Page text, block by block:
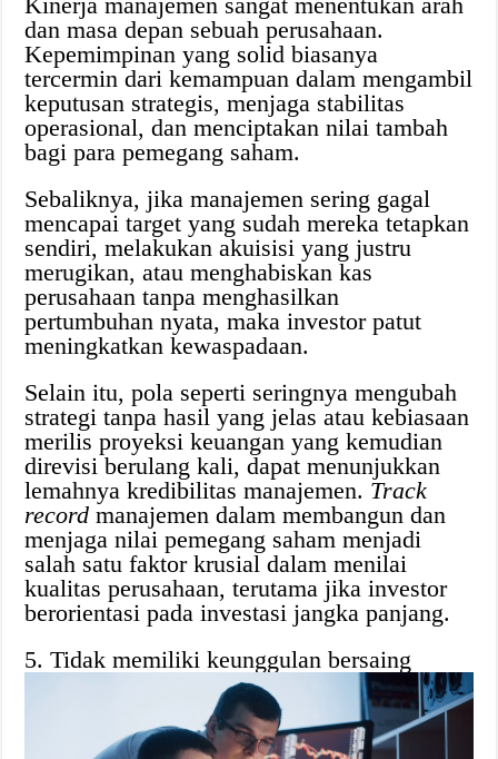
dan masa depan sebuah perusahaan.
Kepemimpinan yang solid biasanya
tercermin dari kemampuan dalam mengambil
keputusan strategis, menjaga stabilitas
operasional, dan menciptakan nilai tambah
bagi para pemegang saham.
Sebaliknya, jika manajemen sering gagal
mencapai target yang sudah mereka tetapkan
sendiri, melakukan akuisisi yang justru
merugikan, atau menghabiskan kas
perusahaan tanpa menghasilkan
pertumbuhan nyata, maka investor patut
meningkatkan kewaspadaan.
Selain itu, pola seperti seringnya mengubah
strategi tanpa hasil yang jelas atau kebiasaan
merilis proyeksi keuangan yang kemudian
direvisi berulang kali, dapat menunjukkan
lemahnya kredibilitas manajemen. Track
record manajemen dalam membangun dan
menjaga nilai pemegang saham menjadi
salah satu faktor krusial dalam menilai
kualitas perusahaan, terutama jika investor
berorientasi pada investasi jangka panjang.
5. Tidak memiliki keunggulan bersaing